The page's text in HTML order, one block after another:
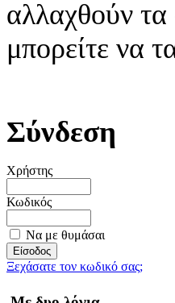
αλλαχθούν τα
μπορείτε να
Σύνδεση
Χρήστης
Κωδικός
Να με θυμάσαι
Ξεχάσατε τον κωδικό σας;